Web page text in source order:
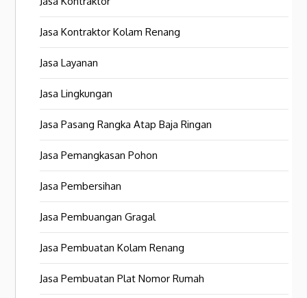
Jasa Kontraktor Kolam Renang
Jasa Layanan
Jasa Lingkungan
Jasa Pasang Rangka Atap Baja Ringan
Jasa Pemangkasan Pohon
Jasa Pembersihan
Jasa Pembuangan Gragal
Jasa Pembuatan Kolam Renang
Jasa Pembuatan Plat Nomor Rumah